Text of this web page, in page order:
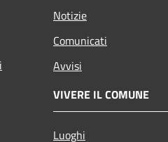
Notizie
Comunicati
Avvisi
VIVERE IL COMUNE
Luoghi